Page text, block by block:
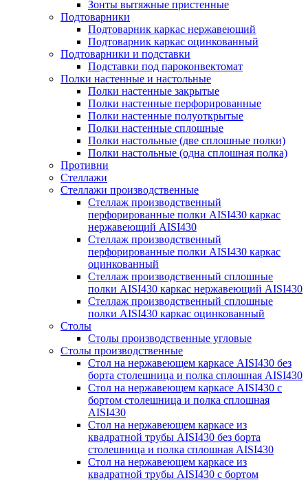
Зонты вытяжные пристенные
Подтоварники
Подтоварник каркас нержавеющий
Подтоварник каркас оцинкованный
Подтоварники и подставки
Подставки под пароконвектомат
Полки настенные и настольные
Полки настенные закрытые
Полки настенные перфорированные
Полки настенные полуоткрытые
Полки настенные сплошные
Полки настольные (две сплошные полки)
Полки настольные (одна сплошная полка)
Противни
Стеллажи
Стеллажи производственные
Стеллаж производственный
перфорированные полки AISI430 каркас
нержавеющий AISI430
Стеллаж производственный
перфорированные полки AISI430 каркас
оцинкованный
Стеллаж производственный сплошные
полки AISI430 каркас нержавеющий AISI430
Стеллаж производственный сплошные
полки AISI430 каркас оцинкованный
Столы
Столы производственные угловые
Столы производственные
Стол на нержавеющем каркасе AISI430 без
борта столешница и полка сплошная AISI430
Стол на нержавеющем каркасе AISI430 с
бортом столешница и полка сплошная
AISI430
Стол на нержавеющем каркасе из
квадратной трубы AISI430 без борта
столешница и полка сплошная AISI430
Стол на нержавеющем каркасе из
квадратной трубы AISI430 с бортом